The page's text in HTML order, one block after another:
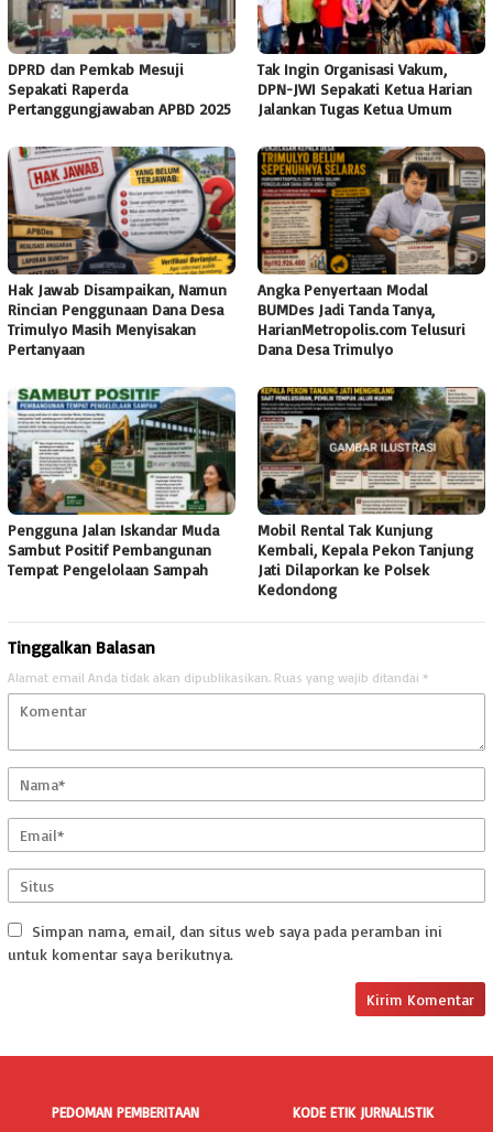
DPRD dan Pemkab Mesuji
Sepakati Raperda
Pertanggungjawaban APBD 2025
Tak Ingin Organisasi Vakum,
DPN-JWI Sepakati Ketua Harian
Jalankan Tugas Ketua Umum
Hak Jawab Disampaikan, Namun
Rincian Penggunaan Dana Desa
Trimulyo Masih Menyisakan
Pertanyaan
Angka Penyertaan Modal
BUMDes Jadi Tanda Tanya,
HarianMetropolis.com Telusuri
Dana Desa Trimulyo
Pengguna Jalan Iskandar Muda
Sambut Positif Pembangunan
Tempat Pengelolaan Sampah
Mobil Rental Tak Kunjung
Kembali, Kepala Pekon Tanjung
Jati Dilaporkan ke Polsek
Kedondong
Tinggalkan Balasan
Alamat email Anda tidak akan dipublikasikan. Ruas yang wajib ditandai *
Simpan nama, email, dan situs web saya pada peramban ini
untuk komentar saya berikutnya.
PEDOMAN PEMBERITAAN KODE ETIK JURNALISTIK